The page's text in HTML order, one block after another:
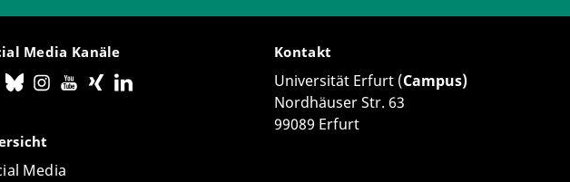
Media Kanäle
Media
Kontakt
Universität Erfurt (Campus)
Nordhäuser Str. 63
99089 Erfurt